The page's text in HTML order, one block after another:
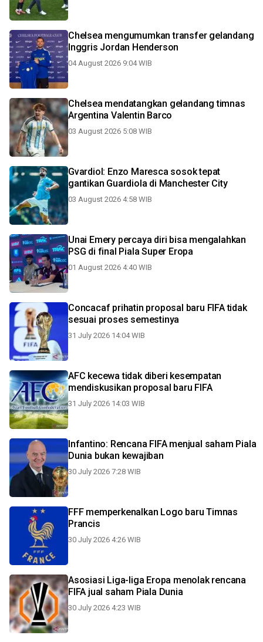
Chelsea mengumumkan transfer gelandang
Inggris Jordan Henderson
04 August 2026 9:04 WIB
Chelsea mendatangkan gelandang timnas
Argentina Valentin Barco
03 August 2026 5:08 WIB
Gvardiol: Enzo Maresca sosok tepat
gantikan Guardiola di Manchester City
03 August 2026 4:58 WIB
Unai Emery percaya diri bisa mengalahkan
PSG di final Piala Super Eropa
01 August 2026 4:40 WIB
Concacaf prihatin proposal baru FIFA tidak
sesuai proses semestinya
31 July 2026 14:04 WIB
AFC kecewa tidak diberi kesempatan
mendiskusikan proposal baru FIFA
31 July 2026 14:03 WIB
Infantino: Rencana FIFA menjual saham Piala
Dunia bukan kewajiban
30 July 2026 7:28 WIB
FFF memperkenalkan Logo baru Timnas
Prancis
30 July 2026 4:26 WIB
Asosiasi Liga-liga Eropa menolak rencana
FIFA jual saham Piala Dunia
30 July 2026 4:23 WIB